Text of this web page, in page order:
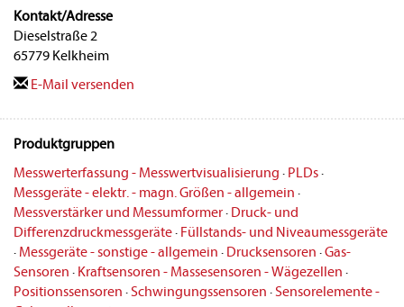
Kontakt/Adresse
Dieselstraße 2
65779 Kelkheim
E-Mail versenden
Produktgruppen
Messwerterfassung - Messwertvisualisierung · PLDs·
Messgeräte - elektr. - magn. Größen - allgemein ·
Messverstärker und Messumformer· Druck- und
Differenzdruckmessgeräte· Füllstands- und Niveaumessgeräte
· Messgeräte - sonstige - allgemein · Drucksensoren ·Gas-
Sensoren · Kraftsensoren - Massesensoren - Wägezellen ·
Positionssensoren · Schwingungssensoren · Sensorelemente -